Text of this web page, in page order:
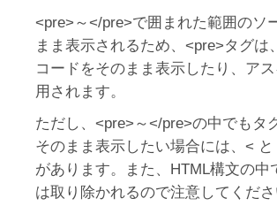
<pre>～</pre>で囲まれた範囲のソ
まま表示されるため、<pre>タグ
コードをそのまま表示したり、ア
用されます。
ただし、<pre>～</pre>の中でもタ
そのまま表示したい場合には、<
があります。また、HTML構文の
は取り除かれるので注意してくださ